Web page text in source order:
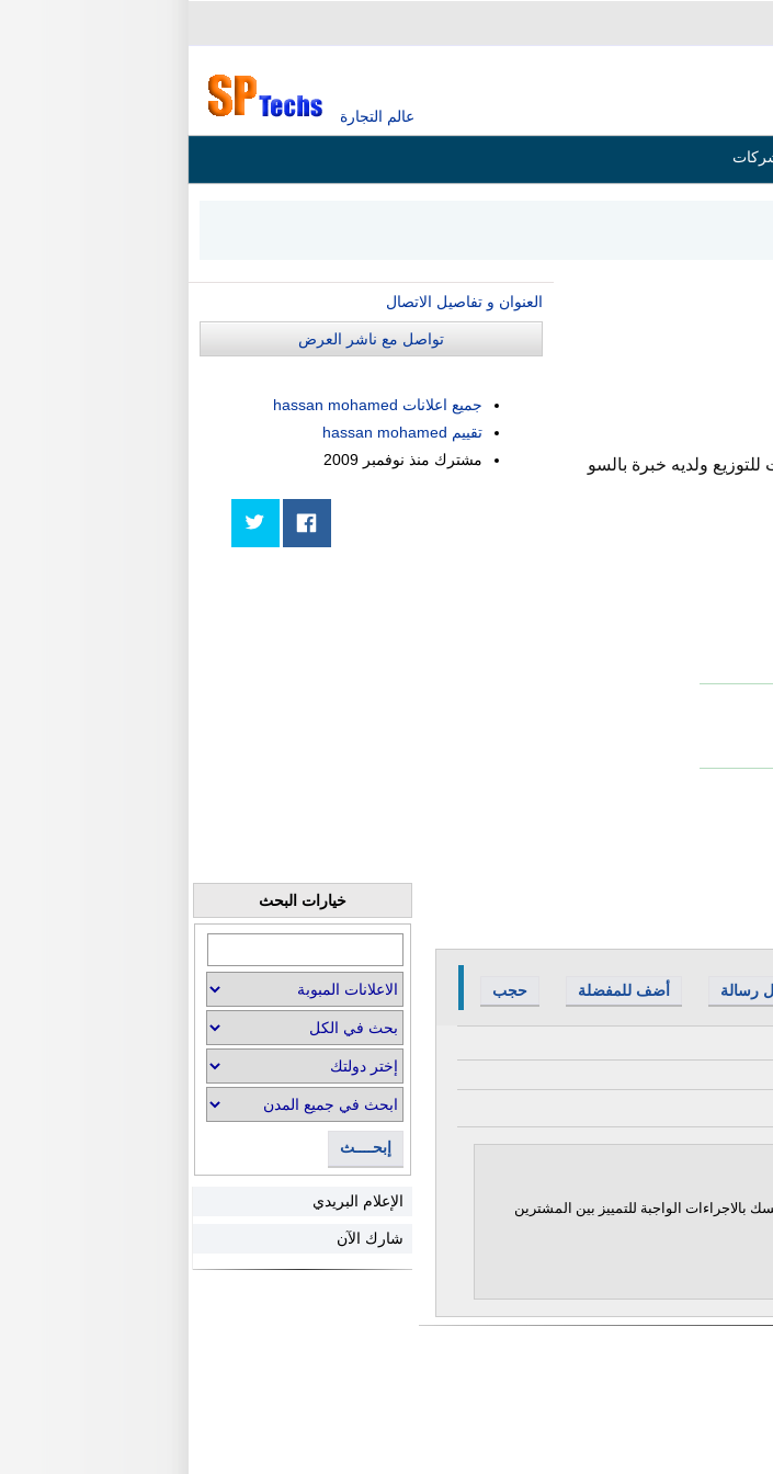
عالم التجارة
ولديه خبرة بالسو
العنوان و تفاصيل الاتصال
تواصل مع ناشر العرض
جميع اعلانات hassan mohamed
تقييم hassan mohamed
مشترك منذ نوفمبر 2009
حجب أضف للمفضلة رسالة
الواجبة للتمييز بين المشترين
خيارات البحث
إبحــــث
الإعلام البريدي
شارك الآن